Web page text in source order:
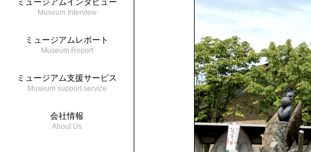
Museum Interview
ミュージアムレポート
Museum Report
ミュージアム支援サービス
Museum support service
会社情報
About Us